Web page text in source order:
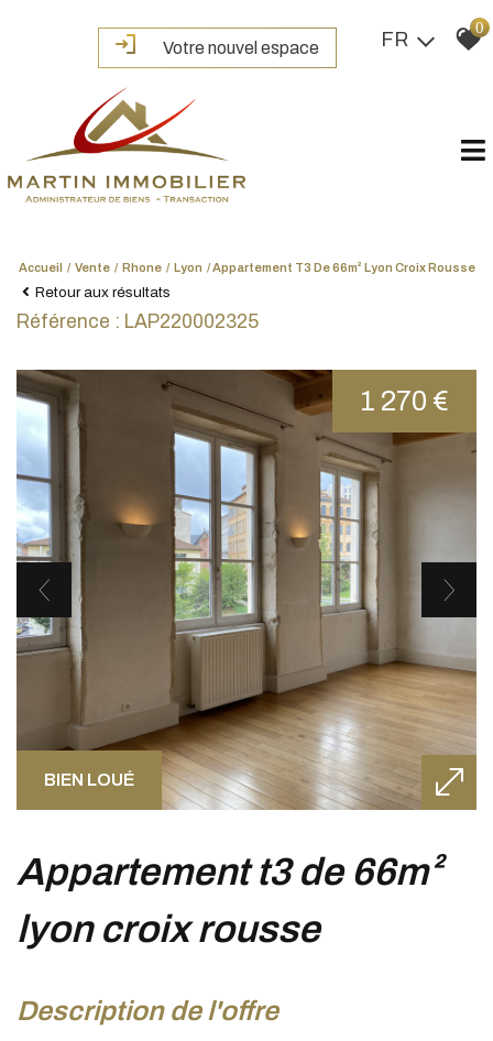
Votre nouvel espace FR
0
Accueil Vente Rhone Lyon Appartement T3 De 66m² Lyon Croix Rousse
Retour aux résultats
Référence : LAP220002325
BIEN LOUÉ
1 270 €
appartement t3 de 66m²
lyon croix rousse
description de l'offre